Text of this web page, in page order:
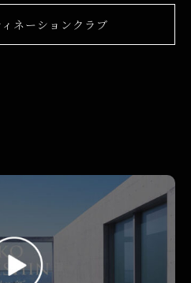
ネーションクラブ